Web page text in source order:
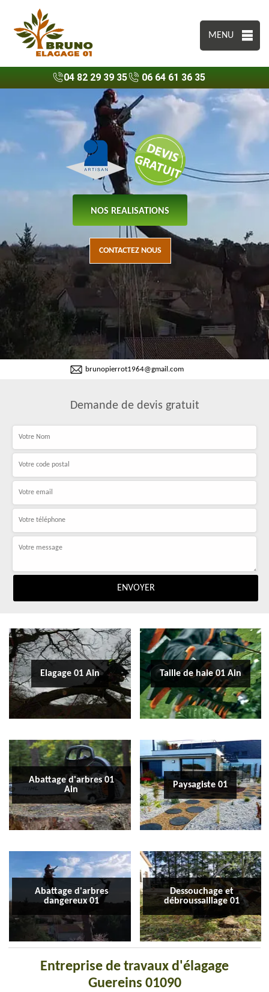
MENU
04 82 29 39 35 06 64 61 36 35
NOS REALISATIONS
CONTACTEZ NOUS
brunopierrot1964@gmail.com
Demande de devis gratuit
Elagage 01 Ain Taille de haie 01 Ain
Abattage d'arbres 01
Ain
Paysagiste 01
Abattage d'arbres
dangereux 01
Dessouchage et
débroussaillage 01
Entreprise de travaux d'élagage
Guereins 01090